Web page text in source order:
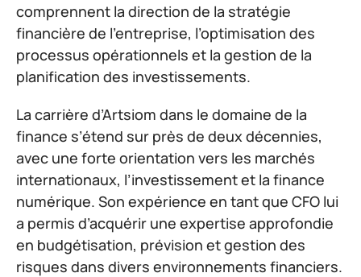
comprennent la direction de la stratégie
financière de l’entreprise, l’optimisation des
processus opérationnels et la gestion de la
planification des investissements.
La carrière d’Artsiom dans le domaine de la
finance s’étend sur près de deux décennies,
avec une forte orientation vers les marchés
internationaux, l’investissement et la finance
numérique. Son expérience en tant que CFO lui
a permis d’acquérir une expertise approfondie
en budgétisation, prévision et gestion des
risques dans divers environnements financiers.